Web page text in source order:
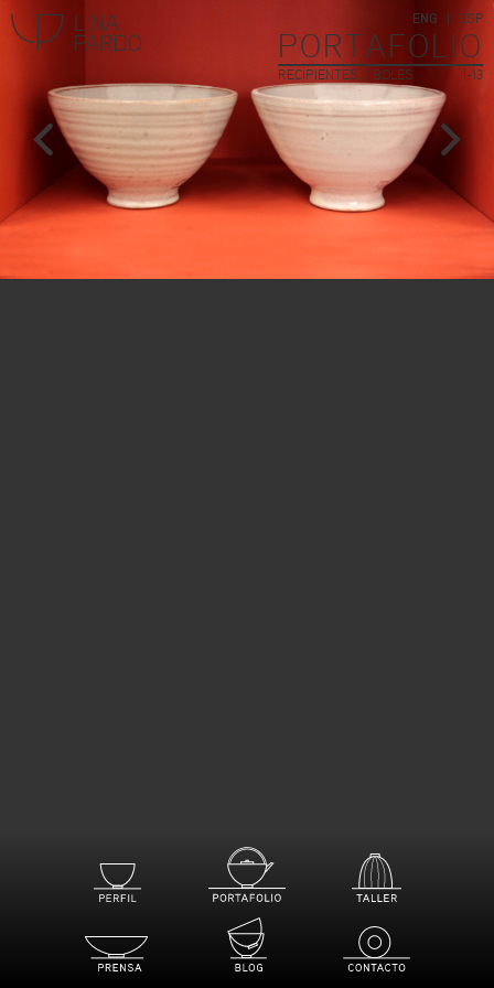
Lina Pardo
ENG ESP
PORTAFOLIO
RECIPIENTES / BOLES 1-13
r
PORTAFOLIO TALLER